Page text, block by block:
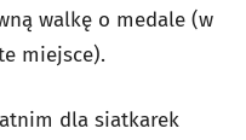
walkę o medale (w
miejsce).
dla siatkarek